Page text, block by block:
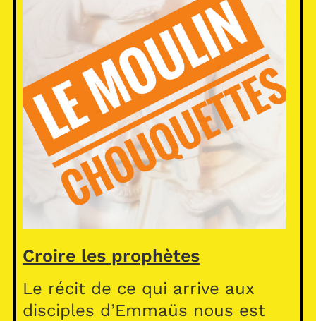
Croire les prophètes
Le récit de ce qui arrive aux
disciples d’Emmaüs nous est